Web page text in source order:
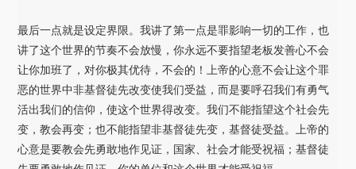
最后一点就是设定界限。我讲了第一点是罪影响一切的工作，也
讲了这个世界的节奏不会放慢，你永远不要指望老板发善心不会
让你加班了，对你极其优待，不会的！上帝的心意不会让这个罪
恶的世界中非基督徒先改变使我们受益，而是要呼召我们有勇气
活出我们的信仰，使这个世界得改变。我们不能指望这个社会先
变，教会再变；也不能指望非基督徒先变，基督徒受益。上帝的
心意是要教会先勇敢地作见证，国家、社会才能受祝福；基督徒